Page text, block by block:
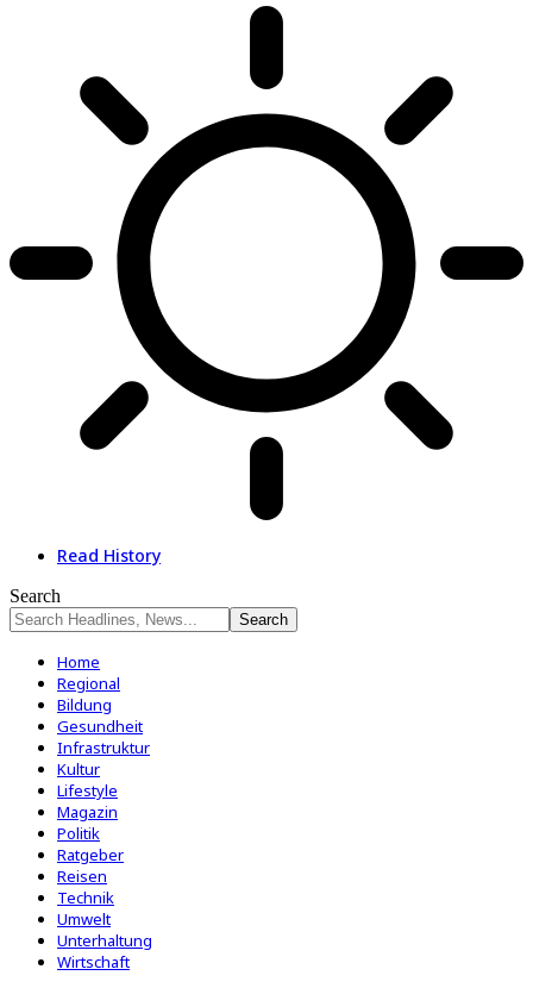
Read History
Search
Home
Regional
Bildung
Gesundheit
Infrastruktur
Kultur
Lifestyle
Magazin
Politik
Ratgeber
Reisen
Technik
Umwelt
Unterhaltung
Wirtschaft